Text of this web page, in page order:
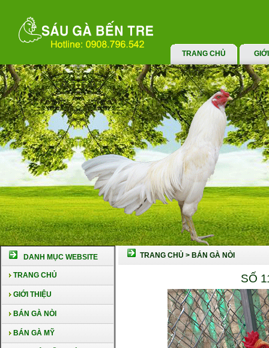
TRANG CHỦ
DANH MỤC WEBSITE
TRANG CHỦ
GIỚI THIỆU
BÁN GÀ NÒI
BÁN GÀ MỸ
TRANG CHỦ > BÁN GÀ NÒI
SỐ